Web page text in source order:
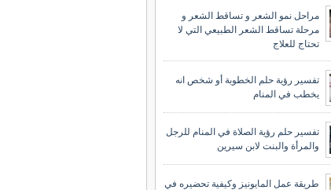
مراحل نمو الشعر و تساقط الشعر و
مرحلة تساقط الشعر الطبيعي التي لا
تحتاج للعلاج
تفسير رؤية حلم الخطوبة أو شخص انه
يخطب في المنام
تفسير حلم رؤية الصلاة في المنام للرجل
والمرأة والبنت لابن سيرين
طريقة عمل المايونيز وكيفية تحضيره في